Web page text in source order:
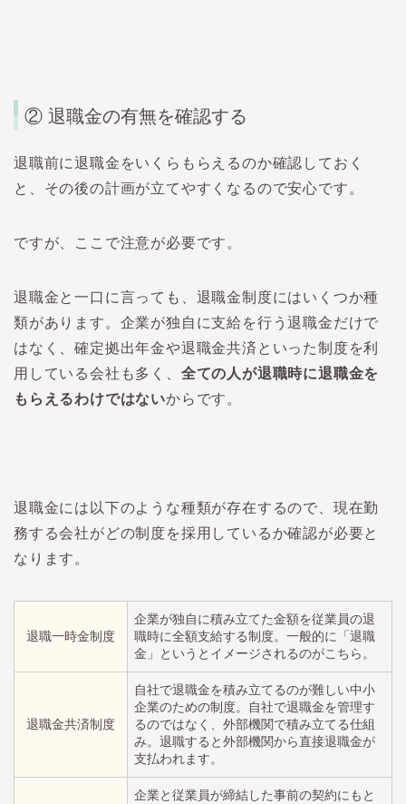
② 退職金の有無を確認する
退職前に退職金をいくらもらえるのか確認しておく
と、その後の計画が立てやすくなるので安心です。
ですが、ここで注意が必要です。
退職金と一口に言っても、退職金制度にはいくつか種
類があります。企業が独自に支給を行う退職金だけで
はなく、確定拠出年金や退職金共済といった制度を利
用している会社も多く、 全ての人が退職時に退職金を
もらえるわけではないからです。
退職金には以下のような種類が存在するので、現在勤
務する会社がどの制度を採用しているか確認が必要と
なります。
退職一時金制度
企業が独自に積み立てた金額を従業員の退
職時に全額支給する制度。一般的に「退職
金」というとイメージされるのがこちら。
退職金共済制度
自社で退職金を積み立てるのが難しい中小
企業のための制度。自社で退職金を管理す
るのではなく、外部機関で積み立てる仕組
み。退職すると外部機関から直接退職金が
支払われます。
企業と従業員が締結した事前の契約にもと